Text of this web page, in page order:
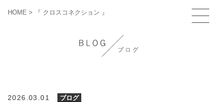
HOME > 『 クロスコネクション 』
2026.03.01 ブログ